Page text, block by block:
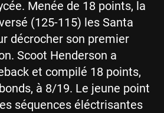
Menée de 18 points, la
(125-115) les Santa
décrocher son premier
Scoot Henderson a
et compilé 18 points,
à 8/19. Le jeune point
séquences éléctrisantes